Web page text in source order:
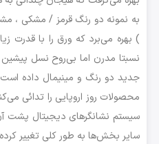
) بهره می‌برد که ورق را با قدرت
نسبتا مدرن اما بی‌روح نسل
جدید دو رنگ و مینیمال داده
محصولات روز اروپایی را تدائی
سیستم نشانگرهای دیجیتال پشت
سایر بخش‌ها به طور کلی تغییر